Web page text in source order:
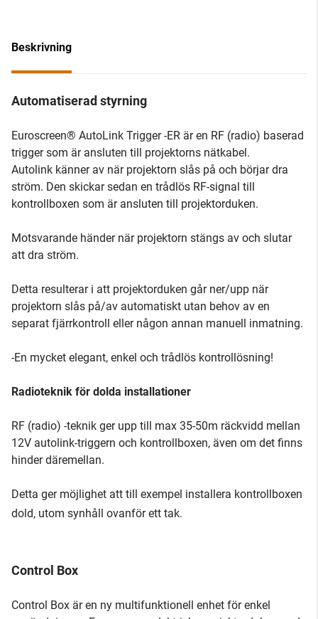
Beskrivning
Automatiserad styrning
Euroscreen® AutoLink Trigger -ER är en RF (radio) baserad
trigger som är ansluten till projektorns nätkabel.
Autolink känner av när projektorn slås på och börjar dra
ström. Den skickar sedan en trådlös RF-signal till
kontrollboxen som är ansluten till projektorduken.
Motsvarande händer när projektorn stängs av och slutar
att dra ström.
Detta resulterar i att projektorduken går ner/upp när
projektorn slås på/av automatiskt utan behov av en
separat fjärrkontroll eller någon annan manuell inmatning.
-En mycket elegant, enkel och trådlös kontrollösning!
Radioteknik för dolda installationer
RF (radio) -teknik ger upp till max 35-50m räckvidd mellan
12V autolink-triggern och kontrollboxen, även om det finns
hinder däremellan.
Detta ger möjlighet att till exempel installera kontrollboxen
dold, utom synhåll ovanför ett tak.
Control Box
Control Box är en ny multifunktionell enhet för enkel